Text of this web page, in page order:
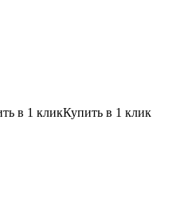
Купить в 1 клик